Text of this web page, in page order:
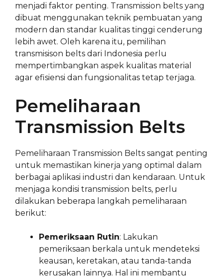
menjadi faktor penting. Transmission belts yang
dibuat menggunakan teknik pembuatan yang
modern dan standar kualitas tinggi cenderung
lebih awet. Oleh karena itu, pemilihan
transmisison belts dari Indonesia perlu
mempertimbangkan aspek kualitas material
agar efisiensi dan fungsionalitas tetap terjaga.
Pemeliharaan
Transmission Belts
Pemeliharaan Transmission Belts sangat penting
untuk memastikan kinerja yang optimal dalam
berbagai aplikasi industri dan kendaraan. Untuk
menjaga kondisi transmission belts, perlu
dilakukan beberapa langkah pemeliharaan
berikut:
Pemeriksaan Rutin: Lakukan
pemeriksaan berkala untuk mendeteksi
keausan, keretakan, atau tanda-tanda
kerusakan lainnya. Hal ini membantu